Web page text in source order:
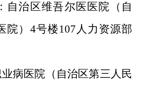
自治区维吾尔医医院（自
院） 4号楼107 人力资源部
病医院（自治区第三人民